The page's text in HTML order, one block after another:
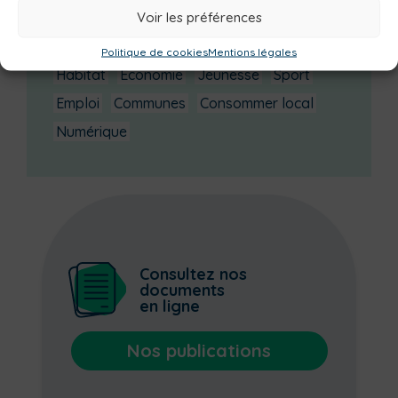
Voir les préférences
Politique de cookiesMentions légales
Environnement
Mobilité
Petite enfance
Plan climat
Alimentation
Habitat
Economie Jeunesse
Sport
Emploi
Communes
Consommer local
Numérique
Consultez nos
documents
en ligne
Nos publications